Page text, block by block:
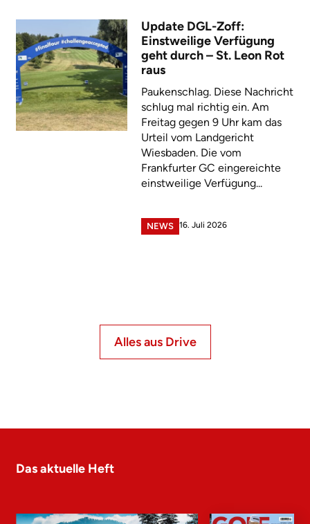
Update DGL-Zoff:
Einstweilige Verfügung
geht durch – St. Leon Rot
raus
Paukenschlag. Diese Nachricht
schlug mal richtig ein. Am
Freitag gegen 9 Uhr kam das
Urteil vom Landgericht
Wiesbaden. Die vom
Frankfurter GC eingereichte
einstweilige Verfügung...
NEWS 16. Juli 2026
Alles aus Drive
Das aktuelle Heft